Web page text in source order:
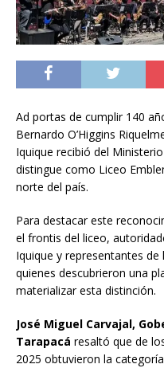
Ad portas de cumplir 140
Bernardo O’Higgins
Iquique recibió del
distingue como Liceo
norte del país.
Para destacar este
el frontis del liceo,
Iquique y representantes
quienes descubrieron una
materializar esta distinción.
José Miguel Carvajal,
Tarapacá resaltó que de
2025 obtuvieron la